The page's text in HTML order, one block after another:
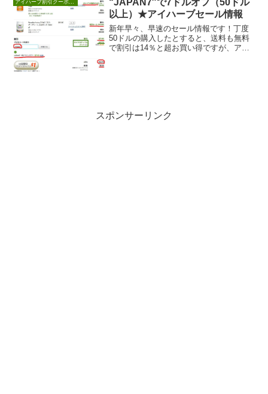
以上）★アイハーブセール情報
新年早々、早速のセール情報です！丁度
50ドルの購入したとすると、送料も無料
で割引は14％と超お買い得ですが、アイ
スポンサーリンク